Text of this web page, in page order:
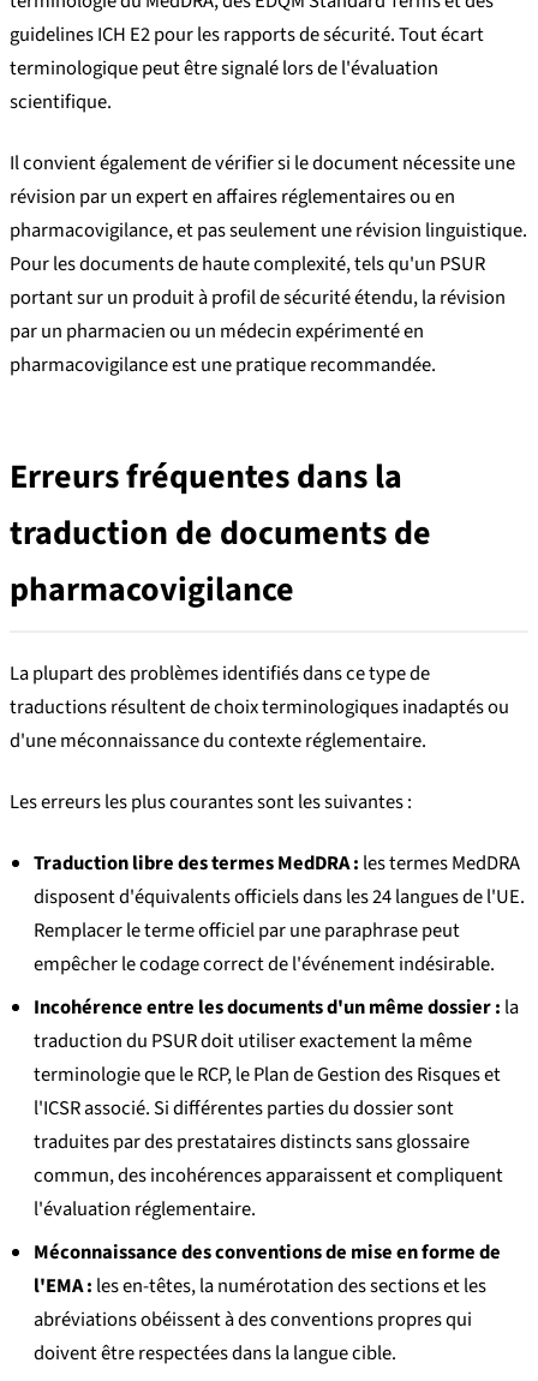
guidelines ICH E2 pour les rapports de sécurité. Tout écart
terminologique peut être signalé lors de l'évaluation
scientifique.
Il convient également de vérifier si le document nécessite une
révision par un expert en affaires réglementaires ou en
pharmacovigilance, et pas seulement une révision linguistique.
Pour les documents de haute complexité, tels qu'un PSUR
portant sur un produit à profil de sécurité étendu, la révision
par un pharmacien ou un médecin expérimenté en
pharmacovigilance est une pratique recommandée.
Erreurs fréquentes dans la
traduction de documents de
pharmacovigilance
La plupart des problèmes identifiés dans ce type de
traductions résultent de choix terminologiques inadaptés ou
d'une méconnaissance du contexte réglementaire.
Les erreurs les plus courantes sont les suivantes :
Traduction libre des termes MedDRA : les termes MedDRA
disposent d'équivalents officiels dans les 24 langues de l'UE.
Remplacer le terme officiel par une paraphrase peut
empêcher le codage correct de l'événement indésirable.
Incohérence entre les documents d'un même dossier : la
traduction du PSUR doit utiliser exactement la même
terminologie que le RCP, le Plan de Gestion des Risques et
l'ICSR associé. Si différentes parties du dossier sont
traduites par des prestataires distincts sans glossaire
commun, des incohérences apparaissent et compliquent
l'évaluation réglementaire.
Méconnaissance des conventions de mise en forme de
l'EMA : les en-têtes, la numérotation des sections et les
abréviations obéissent à des conventions propres qui
doivent être respectées dans la langue cible.